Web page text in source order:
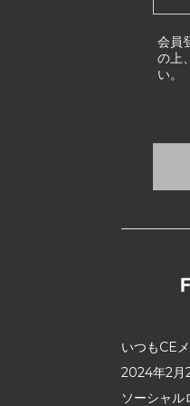
会員
の上
い。
いつもCE
2024年2月
ソーシャ